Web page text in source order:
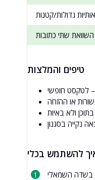
גדולות/קטנות
טיפים והמלצות
– לטקסט חופשי
או ההזחה
ולא באיות